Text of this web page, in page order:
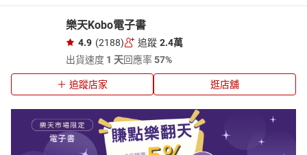
樂天Kobo電子書
4.9 (2188) 追蹤 2.4萬
出貨速度 1 天回應率57%
追蹤店家 逛店舖